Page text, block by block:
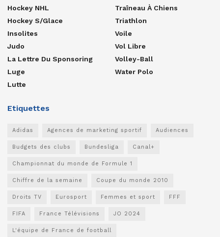
Hockey NHL
Hockey S/glace
Insolites
Judo
La Lettre Du Sponsoring
Luge
Lutte
Traîneau À Chiens
Triathlon
Voile
Vol Libre
Volley-Ball
Water Polo
Etiquettes
Adidas Agences de marketing sportif Audiences
Budgets des clubs Bundesliga Canal+
Championnat du monde de Formule 1
Chiffre de la semaine Coupe du monde 2010
Droits TV Eurosport Femmes et sport FFF
FIFA France Télévisions JO 2024
L'équipe de France de football